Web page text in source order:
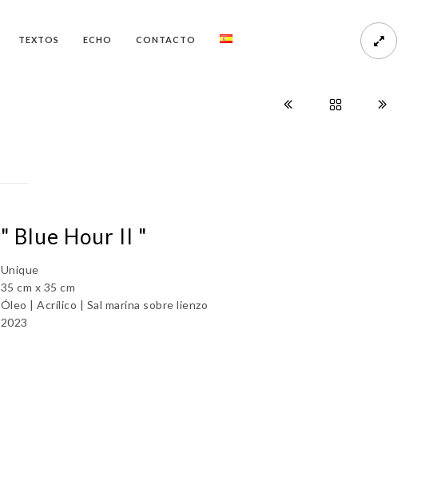
TEXTOS ECHO CONTACTO
" Blue Hour II "
Unique
35 cm x 35 cm
Óleo | Acrílico | Sal marina sobre lienzo
2023